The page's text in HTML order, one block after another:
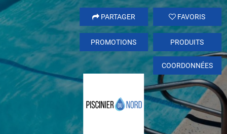
FAVORIS
PARTAGER
PRODUITS
PROMOTIONS
COORDONNÉES